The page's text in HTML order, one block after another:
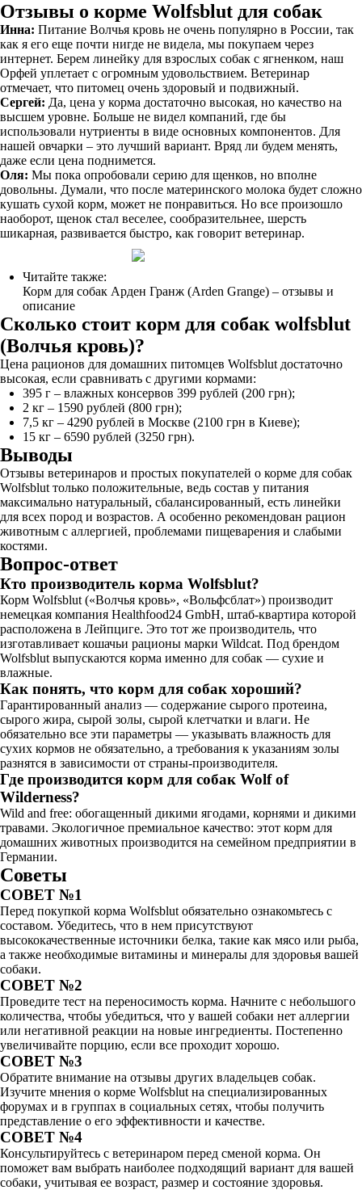
Отзывы о корме Wolfsblut для собак
Инна: Питание Волчья кровь не очень популярно в России, так
как я его еще почти нигде не видела, мы покупаем через
интернет. Берем линейку для взрослых собак с ягненком, наш
Орфей уплетает с огромным удовольствием. Ветеринар
отмечает, что питомец очень здоровый и подвижный.
Сергей: Да, цена у корма достаточно высокая, но качество на
высшем уровне. Больше не видел компаний, где бы
использовали нутриенты в виде основных компонентов. Для
нашей овчарки – это лучший вариант. Вряд ли будем менять,
даже если цена поднимется.
Оля: Мы пока опробовали серию для щенков, но вполне
довольны. Думали, что после материнского молока будет сложно
кушать сухой корм, может не понравиться. Но все произошло
наоборот, щенок стал веселее, сообразительнее, шерсть
шикарная, развивается быстро, как говорит ветеринар.
Читайте также:
Корм для собак Арден Гранж (Arden Grange) – отзывы и
описание
Сколько стоит корм для собак wolfsblut
(Волчья кровь)?
Цена рационов для домашних питомцев Wolfsblut достаточно
высокая, если сравнивать с другими кормами:
395 г – влажных консервов 399 рублей (200 грн);
2 кг – 1590 рублей (800 грн);
7,5 кг – 4290 рублей в Москве (2100 грн в Киеве);
15 кг – 6590 рублей (3250 грн).
Выводы
Отзывы ветеринаров и простых покупателей о корме для собак
Wolfsblut только положительные, ведь состав у питания
максимально натуральный, сбалансированный, есть линейки
для всех пород и возрастов. А особенно рекомендован рацион
животным с аллергией, проблемами пищеварения и слабыми
костями.
Вопрос-ответ
Кто производитель корма Wolfsblut?
Корм Wolfsblut («Волчья кровь», «Вольфсблат») производит
немецкая компания Healthfood24 GmbH, штаб-квартира которой
расположена в Лейпциге. Это тот же производитель, что
изготавливает кошачьи рационы марки Wildcat. Под брендом
Wolfsblut выпускаются корма именно для собак — сухие и
влажные.
Как понять, что корм для собак хороший?
Гарантированный анализ — содержание сырого протеина,
сырого жира, сырой золы, сырой клетчатки и влаги. Не
обязательно все эти параметры — указывать влажность для
сухих кормов не обязательно, а требования к указаниям золы
разнятся в зависимости от страны-производителя.
Где производится корм для собак Wolf of
Wilderness?
Wild and free: обогащенный дикими ягодами, корнями и дикими
травами. Экологичное премиальное качество: этот корм для
домашних животных производится на семейном предприятии в
Германии.
Советы
СОВЕТ №1
Перед покупкой корма Wolfsblut обязательно ознакомьтесь с
составом. Убедитесь, что в нем присутствуют
высококачественные источники белка, такие как мясо или рыба,
а также необходимые витамины и минералы для здоровья вашей
собаки.
СОВЕТ №2
Проведите тест на переносимость корма. Начните с небольшого
количества, чтобы убедиться, что у вашей собаки нет аллергии
или негативной реакции на новые ингредиенты. Постепенно
увеличивайте порцию, если все проходит хорошо.
СОВЕТ №3
Обратите внимание на отзывы других владельцев собак.
Изучите мнения о корме Wolfsblut на специализированных
форумах и в группах в социальных сетях, чтобы получить
представление о его эффективности и качестве.
СОВЕТ №4
Консультируйтесь с ветеринаром перед сменой корма. Он
поможет вам выбрать наиболее подходящий вариант для вашей
собаки, учитывая ее возраст, размер и состояние здоровья.